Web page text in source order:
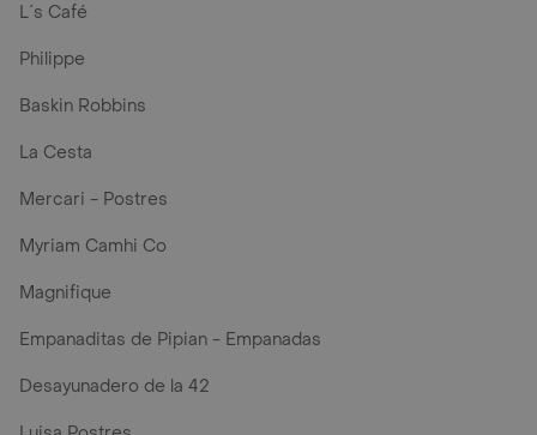
L´s Café
Philippe
Baskin Robbins
La Cesta
Mercari - Postres
Myriam Camhi Co
Magnifique
Empanaditas de Pipian - Empanadas
Desayunadero de la 42